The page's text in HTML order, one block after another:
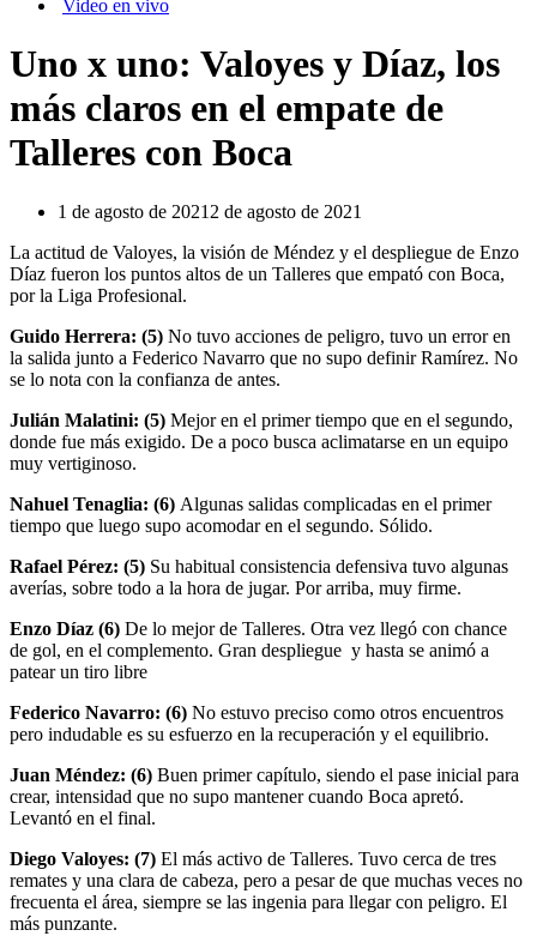
Video en vivo
Uno x uno: Valoyes y Díaz, los
más claros en el empate de
Talleres con Boca
1 de agosto de 2021 2 de agosto de 2021
La actitud de Valoyes, la visión de Méndez y el despliegue de Enzo
Díaz fueron los puntos altos de un Talleres que empató con Boca,
por la Liga Profesional.
Guido Herrera: (5) No tuvo acciones de peligro, tuvo un error en
la salida junto a Federico Navarro que no supo definir Ramírez. No
se lo nota con la confianza de antes.
Julián Malatini: (5) Mejor en el primer tiempo que en el segundo,
donde fue más exigido. De a poco busca aclimatarse en un equipo
muy vertiginoso.
Nahuel Tenaglia: (6) Algunas salidas complicadas en el primer
tiempo que luego supo acomodar en el segundo. Sólido.
Rafael Pérez: (5) Su habitual consistencia defensiva tuvo algunas
averías, sobre todo a la hora de jugar. Por arriba, muy firme.
Enzo Díaz (6) De lo mejor de Talleres. Otra vez llegó con chance
de gol, en el complemento. Gran despliegue y hasta se animó a
patear un tiro libre
Federico Navarro: (6) No estuvo preciso como otros encuentros
pero indudable es su esfuerzo en la recuperación y el equilibrio.
Juan Méndez: (6) Buen primer capítulo, siendo el pase inicial para
crear, intensidad que no supo mantener cuando Boca apretó.
Levantó en el final.
Diego Valoyes: (7) El más activo de Talleres. Tuvo cerca de tres
remates y una clara de cabeza, pero a pesar de que muchas veces no
frecuenta el área, siempre se las ingenia para llegar con peligro. El
más punzante.